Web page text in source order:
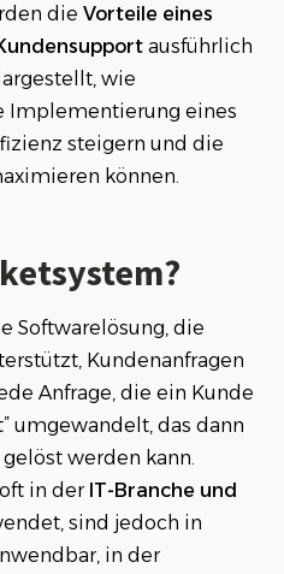
Kundensupport-
Ticketsystems
Tools im Überblick
unerlässlich ist
die Vorteile eines
ausführlich
wie
Implementierung eines
steigern und die
können.
Softwarelösung, die
Kundenanfragen
Anfrage, die ein Kunde
umgewandelt, das dann
werden kann.
in der IT-Branche und
sind jedoch in
in der